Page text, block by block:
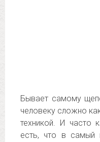
Бывает самому
человеку сложно
техникой. И часто
есть, что в самый